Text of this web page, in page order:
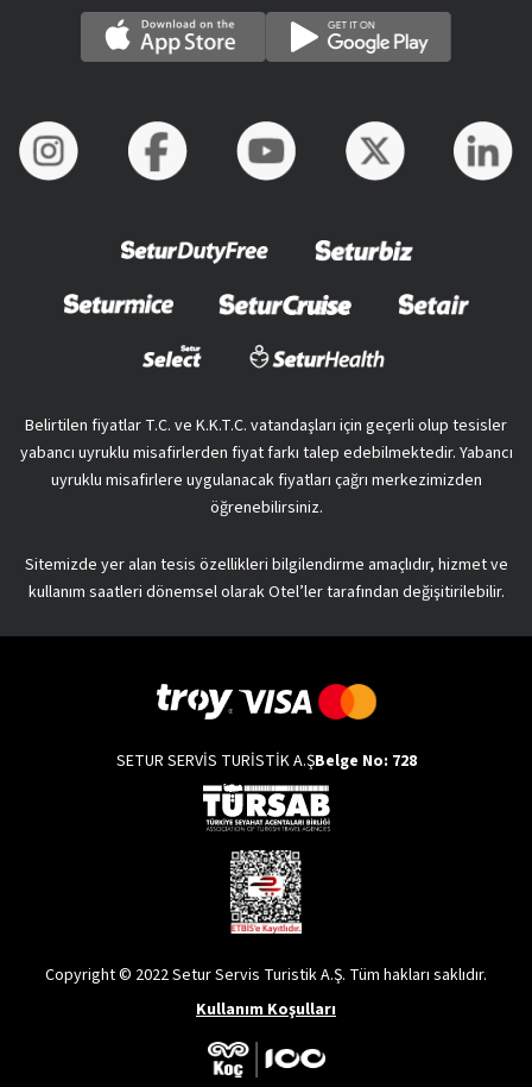
Belirtilen fiyatlar T.C. ve K.K.T.C. vatandaşları için geçerli olup tesisler
yabancı uyruklu misafirlerden fiyat farkı talep edebilmektedir. Yabancı
uyruklu misafirlere uygulanacak fiyatları çağrı merkezimizden
öğrenebilirsiniz.
Sitemizde yer alan tesis özellikleri bilgilendirme amaçlıdır, hizmet ve
kullanım saatleri dönemsel olarak Otel’ler tarafından değişitirilebilir.
SETUR SERVİS TURİSTİK A.ŞBelge No: 728
Copyright © 2022 Setur Servis Turistik A.Ş. Tüm hakları saklıdır.
Kullanım Koşulları